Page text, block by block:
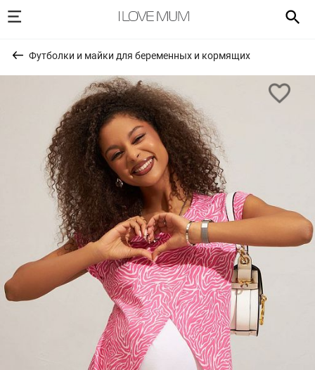
Футболки и майки для беременных и кормящих